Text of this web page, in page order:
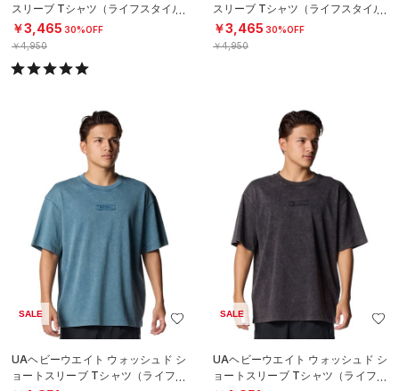
スリーブ Tシャツ（ライフスタイル/
MEN）
￥3,465 30%OFF
￥4,950
スリーブ Tシャツ（ライフスタイル/
MEN）
￥3,465 30%OFF
￥4,950
SALE
UAヘビーウエイト ウォッシュド シ
ョートスリーブ Tシャツ（ライフス
SALE
UAヘビーウエイト ウォッシュド シ
ョートスリーブ Tシャツ（ライフス